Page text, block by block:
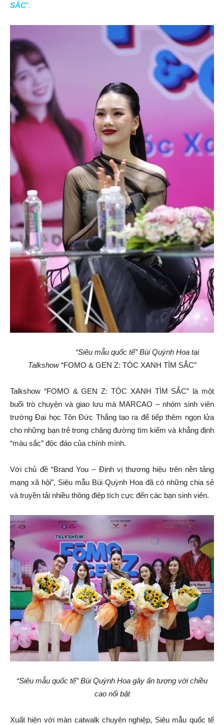
SẮC”.
“Siêu mẫu quốc tế” Bùi Quỳnh Hoa tại
Talkshow“FOMO & GEN Z: TÓC XANH TÌM SẮC”
Talkshow “FOMO & GEN Z: TÓC XANH TÌM SẮC” là một
buổi trò chuyện và giao lưu mà MARCAO – nhóm sinh viên
trường Đại học Tôn Đức Thắng tạo ra để tiếp thêm ngọn lửa
cho những bạn trẻ trong chặng đường tìm kiếm và khẳng định
“màu sắc” độc đáo của chính mình.
Với chủ đề “Brand You – Định vị thương hiệu trên nền tảng
mạng xã hội”, Siêu mẫu Bùi Quỳnh Hoa đã có những chia sẻ
và truyền tải nhiều thông điệp tích cực đến các bạn sinh viên.
“Siêu mẫu quốc tế” Bùi Quỳnh Hoa gây ấn tượng với chiều
cao nổi bật
Xuất hiện với màn catwalk chuyên nghiệp, Siêu mẫu quốc tế